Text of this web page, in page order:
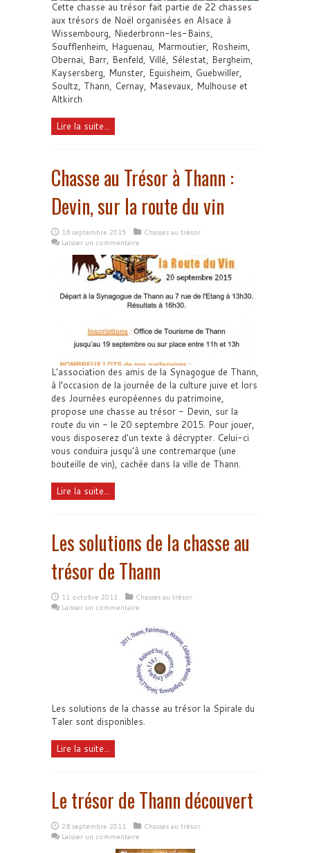
Cette chasse au trésor fait partie de 22 chasses
aux trésors de Noël organisées en Alsace à
Wissembourg, Niederbronn-les-Bains,
Soufflenheim, Haguenau, Marmoutier, Rosheim,
Obernai, Barr, Benfeld, Villé, Sélestat, Bergheim,
Kaysersberg, Munster, Eguisheim, Guebwiller,
Soultz, Thann, Cernay, Masevaux, Mulhouse et
Altkirch
Lire la suite...
Chasse au Trésor à Thann :
Devin, sur la route du vin
18 septembre 2015
Chasses au trésor
Laisser un commentaire
L'association des amis de la Synagogue de Thann,
à l’occasion de la journée de la culture juive et lors
des Journées européennes du patrimoine,
propose une chasse au trésor - Devin, sur la
route du vin - le 20 septembre 2015. Pour jouer,
vous disposerez d'un texte à décrypter. Celui-ci
vous conduira jusqu'à une contremarque (une
bouteille de vin), cachée dans la ville de Thann.
Lire la suite...
Les solutions de la chasse au
trésor de Thann
11 octobre 2011
Chasses au trésor
Laisser un commentaire
Les solutions de la chasse au trésor la Spirale du
Taler sont disponibles.
Lire la suite...
Le trésor de Thann découvert
28 septembre 2011
Chasses au trésor
Laisser un commentaire